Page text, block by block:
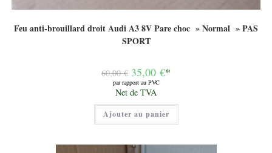
Feu anti-brouillard droit Audi A3 8V Pare choc » Normal » PAS
SPORT
60,00€ Le
prix
initial
était :
60,00 €.
35,00 €*
par rapport au PVC
Le
prix
actuel
est :
35,00 €.
Net de TVA
Ajouter au panier